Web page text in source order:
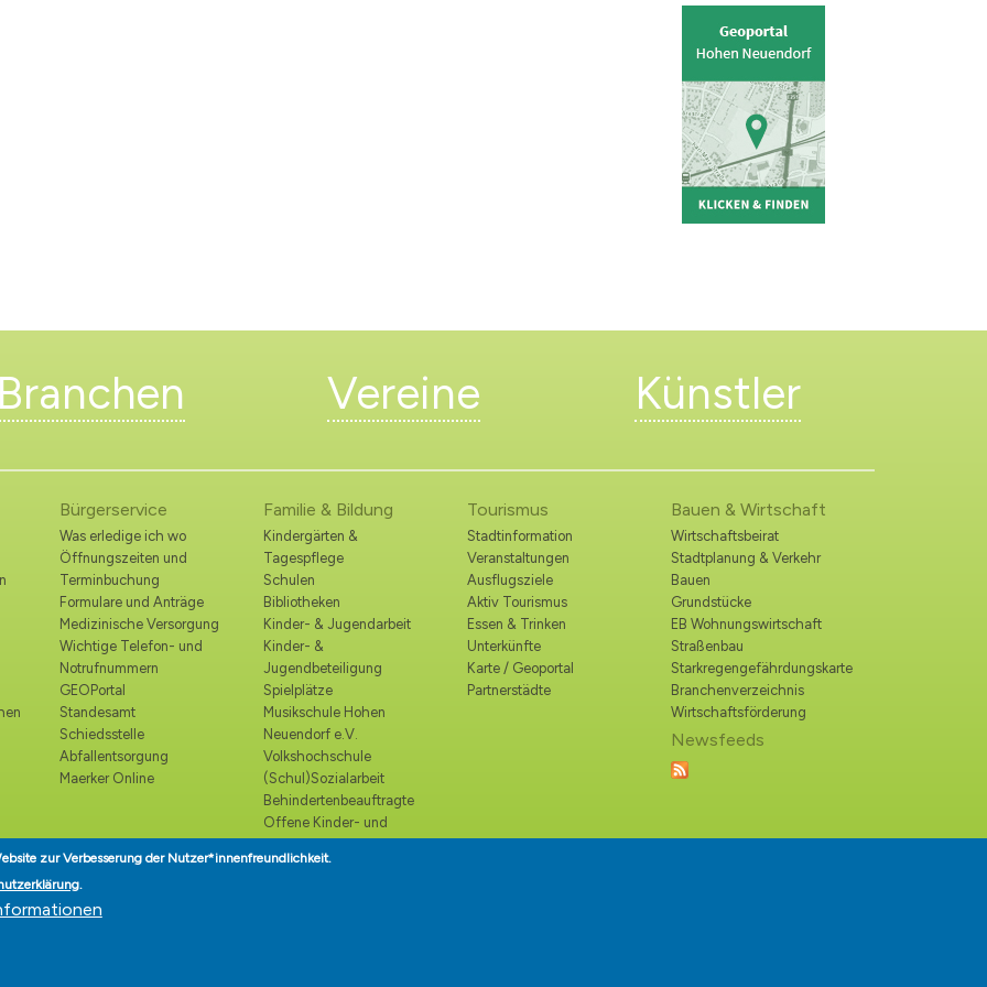
Branchen Vereine Künstler
Bürgerservice
Was erledige ich wo
Öffnungszeiten und
Terminbuchung
Formulare und Anträge
Medizinische Versorgung
Wichtige Telefon- und
Notrufnummern
GEOPortal
Standesamt
Schiedsstelle
Abfallentsorgung
Maerker Online
Familie & Bildung
Kindergärten &
Tagespflege
Schulen
Bibliotheken
Kinder- & Jugendarbeit
Kinder- &
Jugendbeteiligung
Spielplätze
Musikschule Hohen
Neuendorf e.V.
Volkshochschule
(Schul)Sozialarbeit
Behindertenbeauftragte
Offene Kinder- und
Seniorenbeirat
Tourismus
Stadtinformation
Veranstaltungen
Ausflugsziele
Aktiv Tourismus
Essen & Trinken
Unterkünfte
Karte / Geoportal
Partnerstädte
Bauen & Wirtschaft
Wirtschaftsbeirat
Stadtplanung & Verkehr
Bauen
Grundstücke
EB Wohnungswirtschaft
Straßenbau
Starkregengefährdungskarte
Branchenverzeichnis
Wirtschaftsförderung
Newsfeeds
zur Verbesserung der Nutzer*innenfreundlichkeit.
.